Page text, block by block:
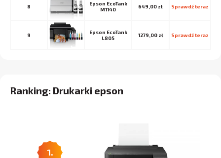
8
Epson EcoTank
M1140
649,00 zł Sprawdź teraz
9
Epson EcoTank
L805
1279,00 zł Sprawdź teraz
Ranking: Drukarki epson
1.